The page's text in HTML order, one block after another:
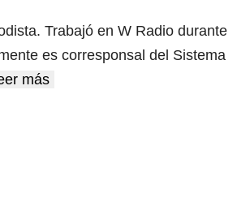
Trabajó en W Radio durante
es corresponsal del Sistema
más